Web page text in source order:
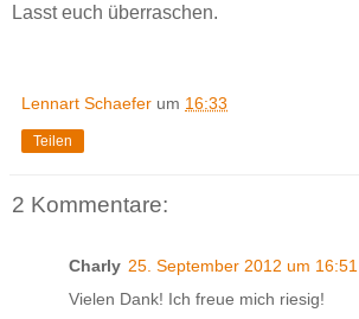
Lasst euch überraschen.
Lennart Schaefer um 16:33
Teilen
2 Kommentare:
Charly 25. September 2012 um 16:51
Vielen Dank! Ich freue mich riesig!